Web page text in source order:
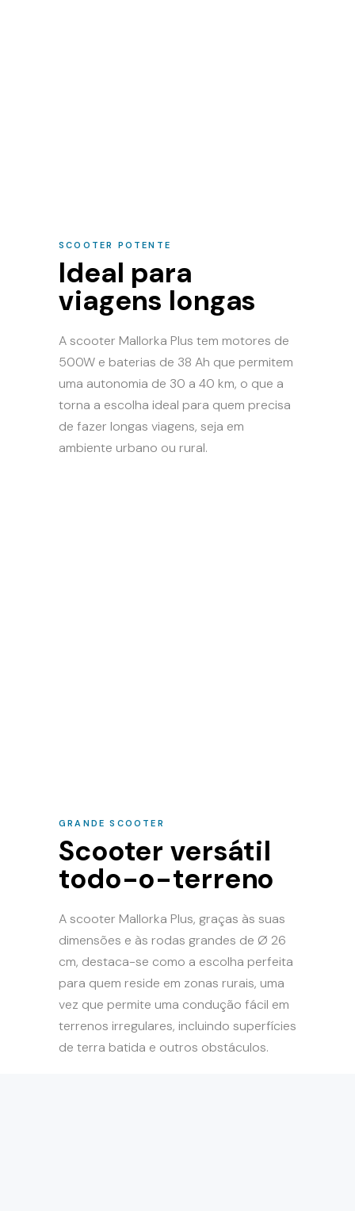
SCOOTER POTENTE
Ideal para
viagens longas
A scooter Mallorka Plus tem motores de
500W e baterias de 38 Ah que permitem
uma autonomia de 30 a 40 km, o que a
torna a escolha ideal para quem precisa
de fazer longas viagens, seja em
ambiente urbano ou rural.
GRANDE SCOOTER
Scooter versátil
todo-o-terreno
A scooter Mallorka Plus, graças às suas
dimensões e às rodas grandes de Ø 26
cm, destaca-se como a escolha perfeita
para quem reside em zonas rurais, uma
vez que permite uma condução fácil em
terrenos irregulares, incluindo superfícies
de terra batida e outros obstáculos.